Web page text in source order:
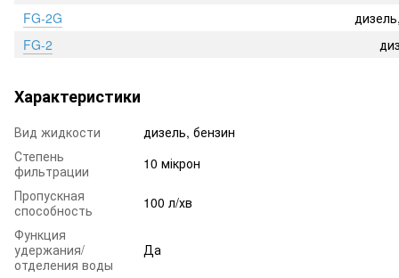
FG-2G
FG-2
Характеристики
Вид жидкости
дизель, бензин
Степень
фильтрации
10 мікрон
Пропускная
способность
100 л/хв
Функция
удержания/
отделения воды
Да